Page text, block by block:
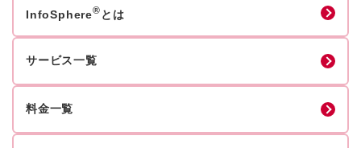
InfoSphere® とは
サービス一覧
料金一覧